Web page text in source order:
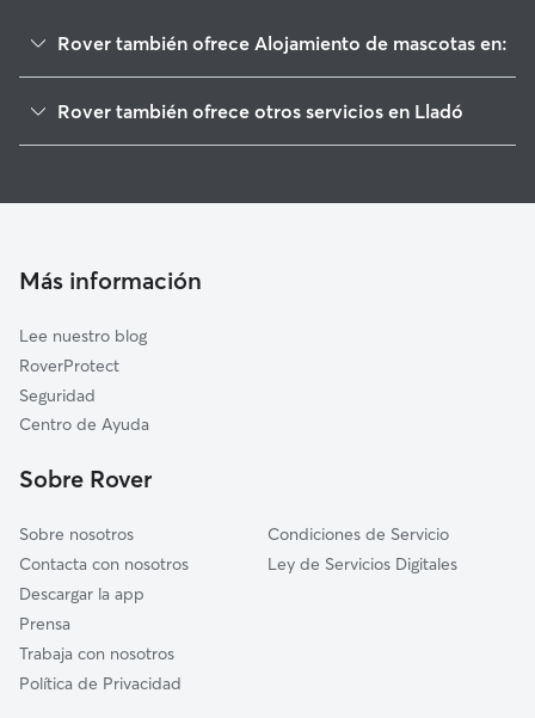
Rover también ofrece Alojamiento de mascotas en:
Crespià
Avinyonet de Puigventós
Ordis
Beuda
Sant Llorenç de la Muga
Borrassà
Rover también ofrece otros servicios en Lladó
Cuidadores a domicilio en Llado
Más información
Lee nuestro blog
RoverProtect
Seguridad
Centro de Ayuda
Sobre Rover
Sobre nosotros
Contacta con nosotros
Descargar la app
Prensa
Trabaja con nosotros
Política de Privacidad
Condiciones de Servicio
Ley de Servicios Digitales